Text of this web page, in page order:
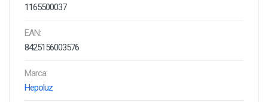
1165500037
EAN:
8425156003576
Marca:
Hepoluz